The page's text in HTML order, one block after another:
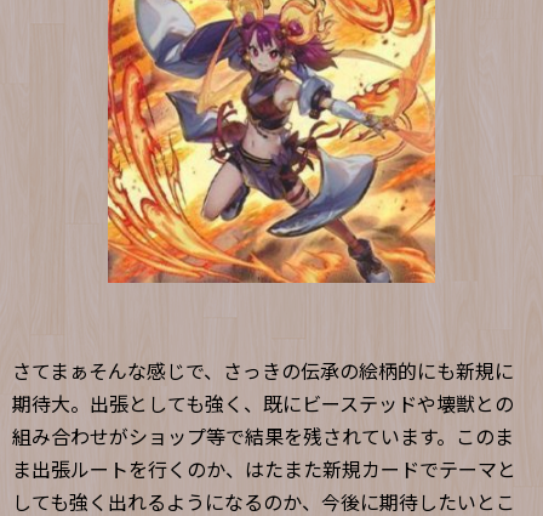
さてまぁそんな感じで、さっきの伝承の絵柄的にも新規に
期待大。出張としても強く、既にビーステッドや壊獣との
組み合わせがショップ等で結果を残されています。このま
ま出張ルートを行くのか、はたまた新規カードでテーマと
しても強く出れるようになるのか、今後に期待したいとこ